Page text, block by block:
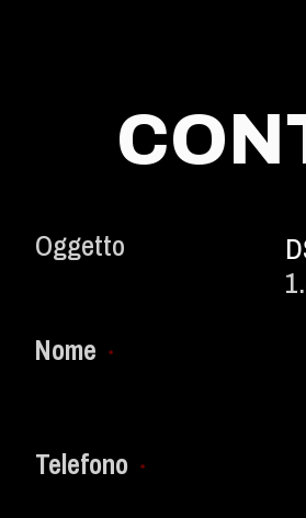
Oggetto
Nome *
Telefono *